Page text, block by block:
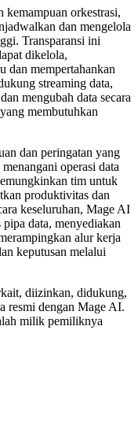
kemampuan orkestrasi,
dan mengelola
Transparansi ini
dikelola,
dan mempertahankan
streaming data,
mengubah data secara
membutuhkan
dan peringatan yang
operasi data
tim untuk
produktivitas dan
keseluruhan, Mage AI
data, menyediakan
alur kerja
keputusan melalui
diizinkan, didukung,
resmi dengan Mage AI.
milik pemiliknya